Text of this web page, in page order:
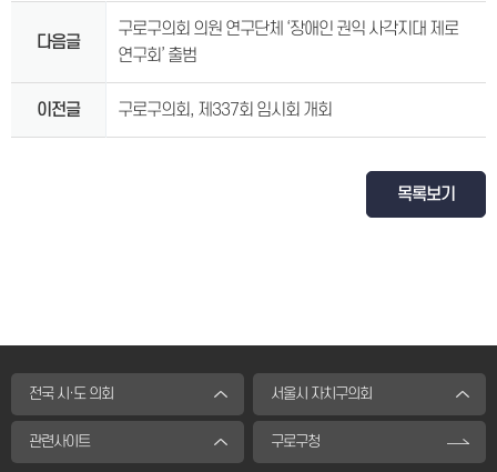
다음글
구로구의회 의원 연구단체 ‘장애인 권익 사각지대 제로
연구회’ 출범
이전글 구로구의회, 제337회 임시회 개회
목록보기
전국 시·도 의회 서울시 자치구의회
관련사이트 구로구청